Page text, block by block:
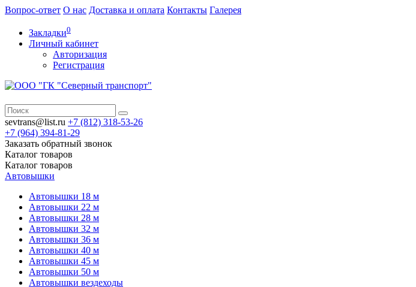
Вопрос-ответ О нас Доставка и оплата Контакты Галерея
Закладки0
Личный кабинет
Авторизация
Регистрация
sevtrans@list.ru +7 (812) 318-53-26
+7 (964) 394-81-29
Заказать обратный звонок
Каталог товаров
Каталог товаров
Автовышки
Автовышки 18 м
Автовышки 22 м
Автовышки 28 м
Автовышки 32 м
Автовышки 36 м
Автовышки 40 м
Автовышки 45 м
Автовышки 50 м
Автовышки вездеходы